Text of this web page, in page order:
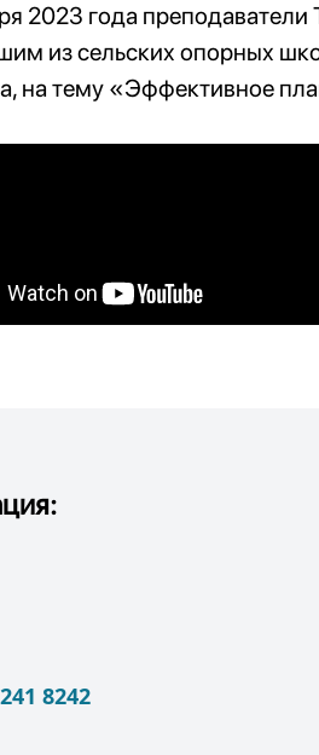
2023 года
из сельских опорных
на тему «Эффективное
8242